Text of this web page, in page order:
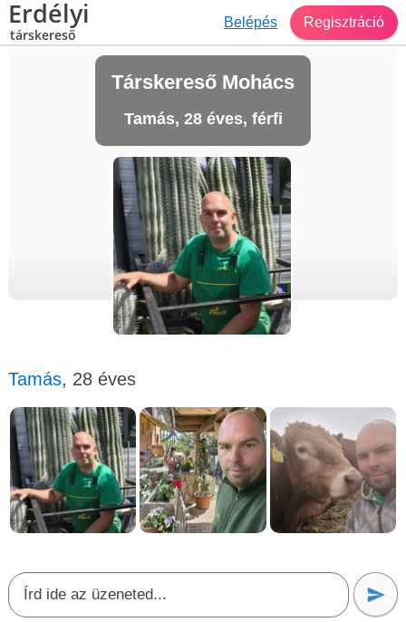
Erdélyi
társkereső
Belépés Regisztráció
Társkereső Mohács
Tamás, 28 éves, férfi
Tamás, 28 éves